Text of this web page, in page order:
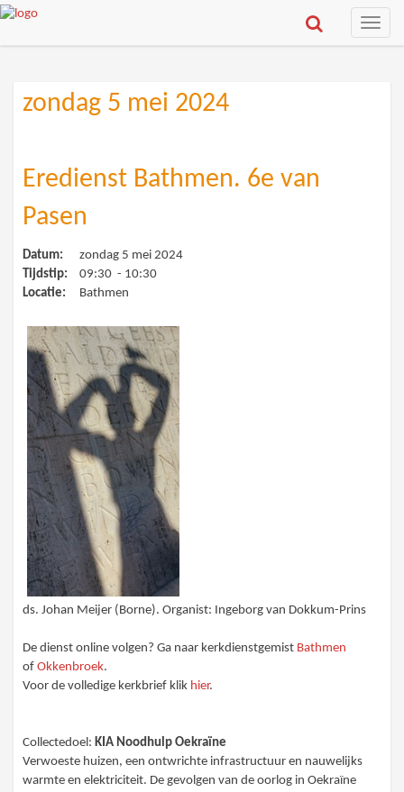
Toggle
zondag 5 mei 2024
Eredienst Bathmen. 6e van
Pasen
Datum:
zondag 5 mei 2024
Tijdstip:
09:30 - 10:30
Locatie:
Bathmen
ds. Johan Meijer (Borne). Organist: Ingeborg van Dokkum-Prins
De dienst online volgen? Ga naar kerkdienstgemist Bathmen
ofOkkenbroek.
Voor de volledige kerkbrief klik hier.
Collectedoel:KIA Noodhulp Oekraïne
Verwoeste huizen, een ontwrichte infrastructuur en nauwelijks
warmte en elektriciteit. De gevolgen van de oorlog in Oekraïne